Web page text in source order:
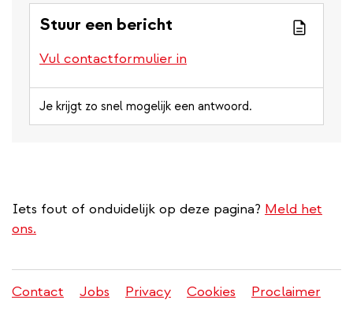
Stuur een bericht
Vul contactformulier in
Je krijgt zo snel mogelijk een antwoord.
Iets fout of onduidelijk op deze pagina? Meld het
ons.
Juridisch
Contact Jobs Privacy Cookies
Proclaimer